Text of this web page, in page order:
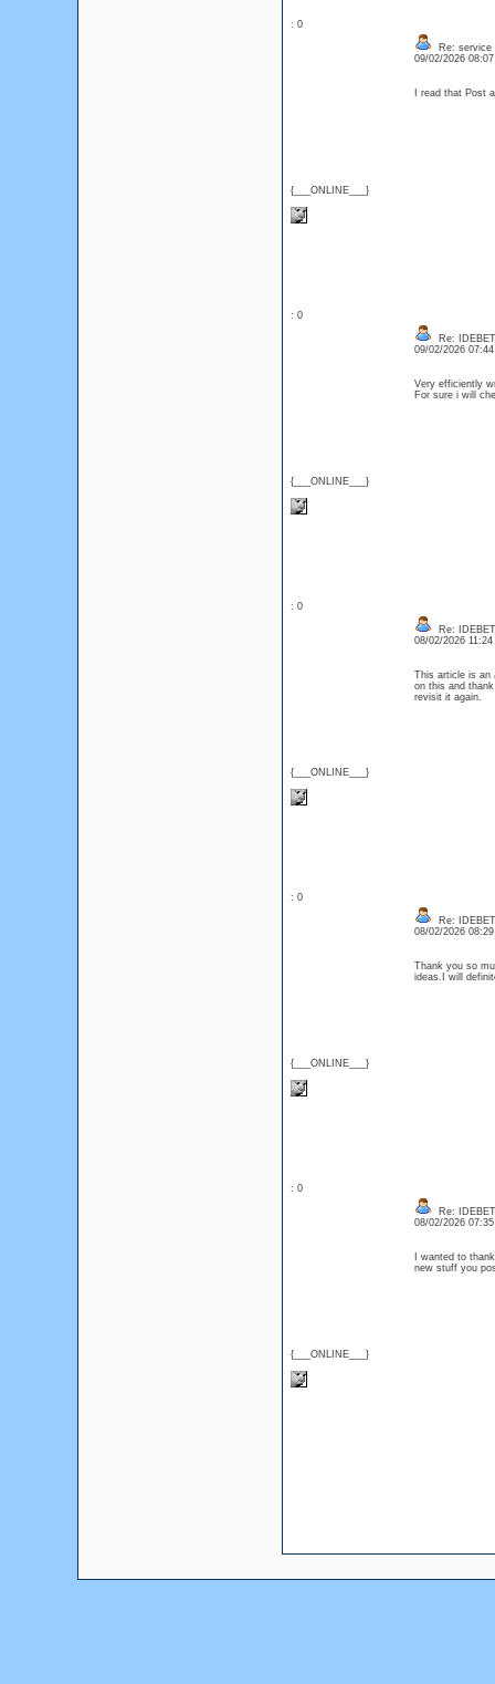
: 0
{___ONLINE___}
Re: service
09/02/2026
I read that
: 0
{___ONLINE___}
Re: IDEBET
09/02/2026
Very efficiently
For sure i will
: 0
{___ONLINE___}
Re: IDEBET
08/02/2026
This article is an
on this and
revisit it again.
: 0
{___ONLINE___}
Re: IDEBET
08/02/2026
Thank you so
ideas.I will
: 0
{___ONLINE___}
Re: IDEBET
08/02/2026
I wanted to
new stuff you